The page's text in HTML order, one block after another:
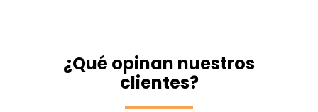
¿Qué opinan nuestros
clientes?